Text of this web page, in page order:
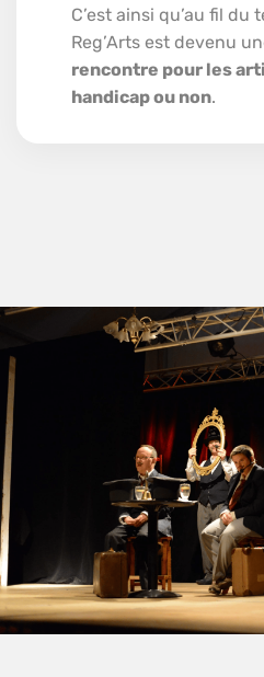
C’est ainsi qu’au fil du
Reg’Arts est devenu
rencontre pour les
handicap ou non.